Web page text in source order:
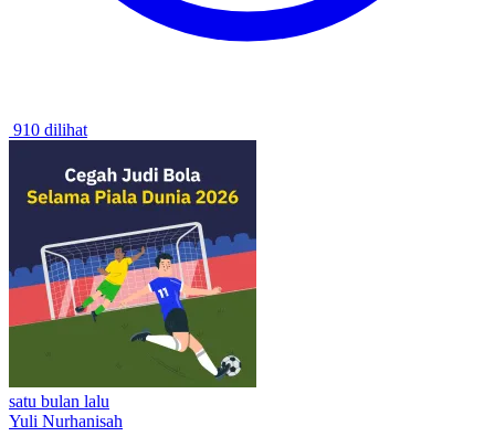
910 dilihat
satu bulan lalu
Yuli Nurhanisah